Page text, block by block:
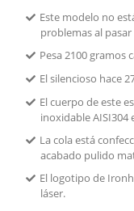
Este modelo no
problemas al pasar
Pesa 2100 gramos
El silencioso hace
El cuerpo de este
inoxidable
La cola está
acabado pulido
El logotipo de
láser.